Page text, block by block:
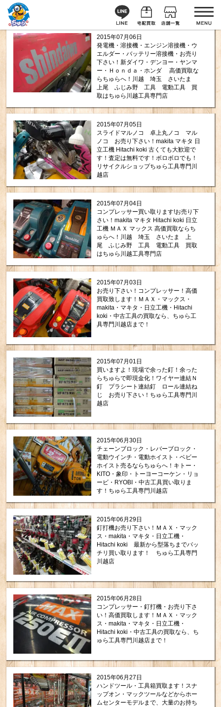
2015年07月06日
発電機・溶接機・エンジン溶接機・ウ
エルダー・バッテリー溶接機・お売り
下さい！新ダイワ・デンヨー・ヤンマ
ー・Ｈｏｎｄａ・ホンダ 高価買取な
らちゅらへ！川越 埼玉 さいたま
上尾 ふじみ野 工具 電動工具 買
取はちゅら川越工具専門店
2015年07月05日
スライドマルノコ 卓上丸ノコ マル
ノコ お売り下さい！makita マキタ 日
立工機 Hitachi koki 古くても大歓迎で
す！査定は無料です！ボロボロでも！
リサイクルショップちゅら工具専門川
越店
2015年07月04日
コンプレッサー買い取ります!お売り下
さい！makita マキタ Hitachi koki 日立
工機 ＭＡＸ マックス 高価買取ならち
ゅらへ！川越 埼玉 さいたま 上
尾 ふじみ野 工具 電動工具 買取
はちゅら川越工具専門店
2015年07月03日
お売り下さい！コンプレッサー！高価
買取致します！ＭＡＸ・マックス・
makita・マキタ・日立工機・Hitachi
koki・中古工具の買取なら、ちゅら工
具専門川越店まで！
2015年07月01日
買いますよ！現場で余った釘！余った
らちゅらで即現金化！ワイヤー連結Ｎ
釘 プラシート連結釘 ロール連結ね
じ お売り下さい！ちゅら工具専門川
越店
2015年06月30日
チェーンブロック・レバーブロック・
電動ウインチ・電動ホイスト・ベビー
ホイスト売るならちゅらへ！キトー・
KITO・象印・トーヨーコーケン・リョ
ービ・RYOBI・中古工具買い取りま
す！ちゅら工具専門川越店
2015年06月29日
釘打機お売り下さい！ＭＡＸ・マック
ス・makita・マキタ・日立工機・
Hitachi koki 最新から型落ちまでバッ
チリ買い取ります！ ちゅら工具専門
川越店
2015年06月28日
コンプレッサー・釘打機・お売り下さ
い！高価買取します！ＭＡＸ・マック
ス・makita・マキタ・日立工機・
Hitachi koki・中古工具の買取なら、ち
ゅら工具専門川越店まで！
2015年06月27日
ハンドツール・工具箱買取ます！スナ
ップオン・マックツールなどからホー
ムセンターモデルまで、大量のお持ち